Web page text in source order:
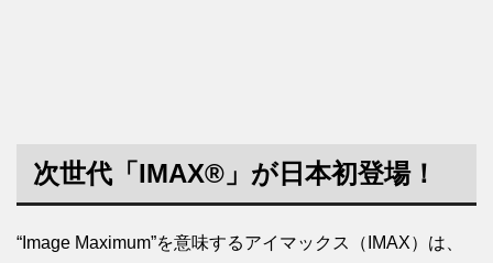
次世代「IMAX®」が日本初登場！
“Image Maximum”を意味するアイマックス（IMAX）は、